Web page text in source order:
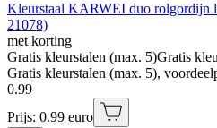
Kleurstaal KARWEI duo rolgordijn
21078)
met korting
Gratis kleurstalen (max. 5)Gratis
Gratis kleurstalen (max. 5),
0.99
Prijs: 0.99 euro